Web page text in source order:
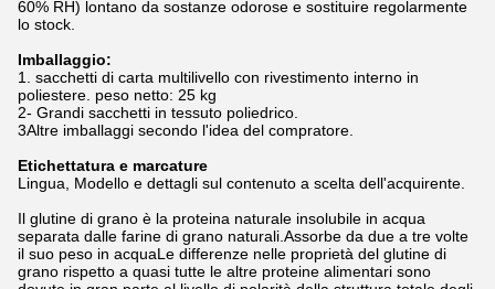
60% RH) lontano da sostanze odorose e sostituire regolarmente
lo stock.
Imballaggio:
1. sacchetti di carta multilivello con rivestimento interno in
poliestere. peso netto: 25 kg
2- Grandi sacchetti in tessuto poliedrico.
3Altre imballaggi secondo l'idea del compratore.
Etichettatura e marcature
Lingua, Modello e dettagli sul contenuto a scelta dell'acquirente.
Il glutine di grano è la proteina naturale insolubile in acqua
separata dalle farine di grano naturali.Assorbe da due a tre volte
il suo peso in acquaLe differenze nelle proprietà del glutine di
grano rispetto a quasi tutte le altre proteine alimentari sono